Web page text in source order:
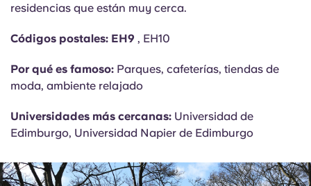
residencias que están muy cerca.
Códigos postales: EH9 , EH10
Por qué es famoso: Parques, cafeterías, tiendas de
moda, ambiente relajado
Universidades más cercanas: Universidad de
Edimburgo, Universidad Napier de Edimburgo